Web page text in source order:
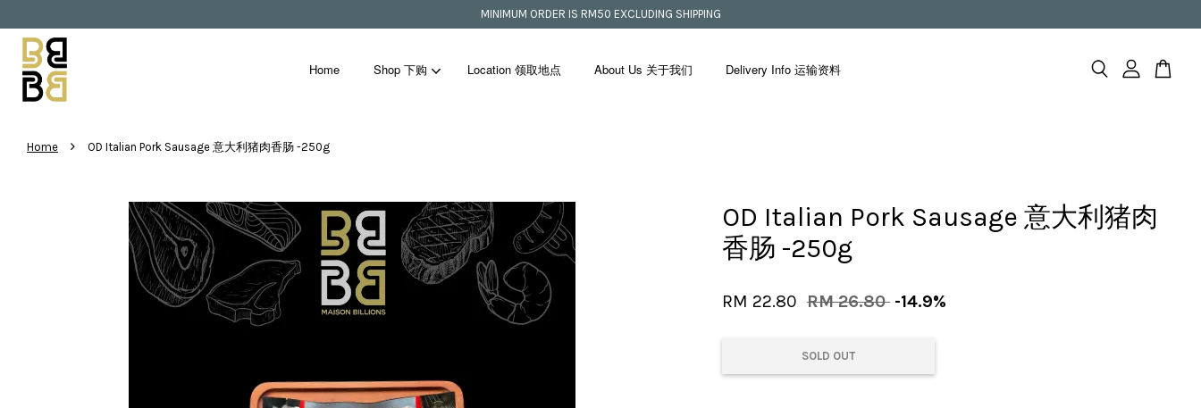
MINIMUM ORDER IS RM50 EXCLUDING SHIPPING
Home Shop 下购 Location 领取地点 About Us 关于我们 Delivery Info 运输资料
Home › OD Italian Pork Sausage 意大利猪肉香肠 -250g
OD Italian Pork Sausage 意大利猪肉
香肠 -250g
RM 22.80 RM 26.80 -14.9%
SOLD OUT
CONTINUE SHOPPING